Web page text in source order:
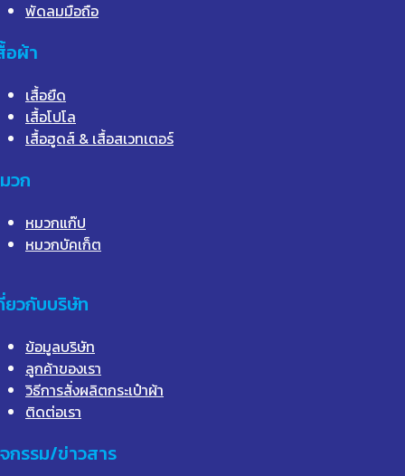
พัดลมมือถือ
อผ้า
เสื้อยืด
เสื้อโปโล
เสื้อฮูดส์ & เสื้อสเวทเตอร์
วก
หมวกแก๊ป
หมวกบัคเก็ต
ยวกับบริษัท
ข้อมูลบริษัท
ลูกค้าของเรา
วิธีการสั่งผลิตกระเป๋าผ้า
ติดต่อเรา
กรรม/ข่าวสาร